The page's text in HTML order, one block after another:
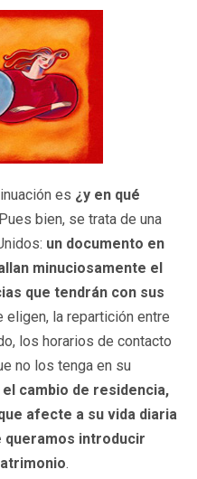
es ¿y en qué
Pues bien, se trata de una
un documento en
minuciosamente el
que tendrán con sus
eligen, la repartición entre
los horarios de contacto
no los tenga en su
cambio de residencia,
afecte a su vida diaria
queramos introducir
.